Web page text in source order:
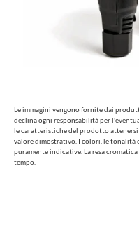
Le immagini vengono fornite dai
declina ogni responsabilità per
le caratteristiche del prodotto
valore dimostrativo. I colori, le tonalità
puramente indicative. La resa
tempo.